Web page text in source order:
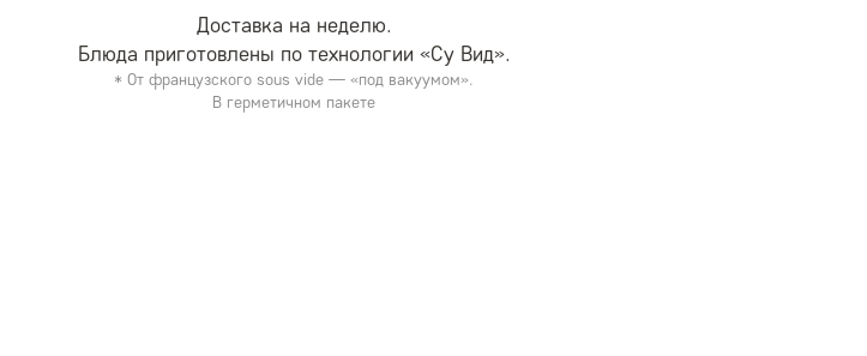
Доставка на неделю.
Блюда приготовлены по технологии «Су Вид».
* От французского sous vide — «под вакуумом».
В герметичном пакете